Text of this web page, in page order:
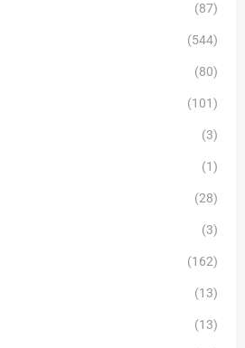
(87)
(544)
(80)
(101)
(3)
(1)
(28)
(3)
(162)
(13)
(13)